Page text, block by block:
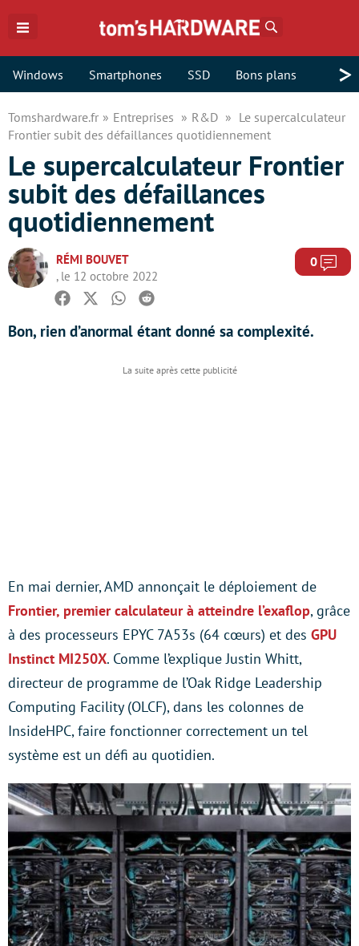
Windows Smartphones SSD Bons plans >
Tomshardware.fr Entreprises R&D
Le supercalculateur
Frontier subit des défaillances quotidiennement
Le supercalculateur Frontier
subit des défaillances
quotidiennement
RÉMI BOUVET
, le 12 octobre 2022
0
Facebook
TwitterWhatsapp
Reddit
Bon, rien d’anormal étant donné sa complexité.
En mai dernier, AMD annonçait le déploiement de
Frontier, premier calculateur à atteindre l’exaflop, grâce
à des processeurs EPYC 7A53s (64 cœurs) et des GPU
Instinct MI250X. Comme l’explique Justin Whitt,
directeur de programme de l’Oak Ridge Leadership
Computing Facility (OLCF), dans les colonnes de
InsideHPC, faire fonctionner correctement un tel
système est un défi au quotidien.